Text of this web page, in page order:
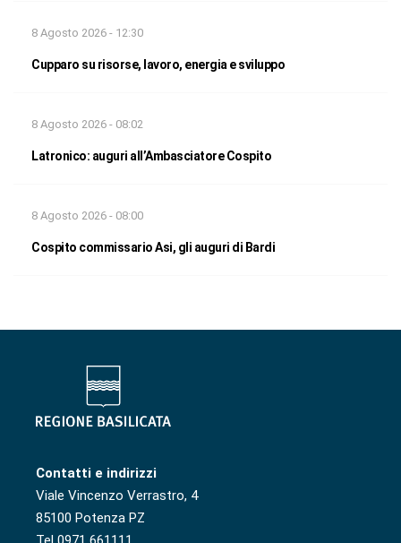
8 Agosto 2026 - 12:30
Cupparo su risorse, lavoro, energia e sviluppo
8 Agosto 2026 - 08:02
Latronico: auguri all’Ambasciatore Cospito
8 Agosto 2026 - 08:00
Cospito commissario Asi, gli auguri di Bardi
Contatti e indirizzi
Viale Vincenzo Verrastro, 4
85100 Potenza PZ